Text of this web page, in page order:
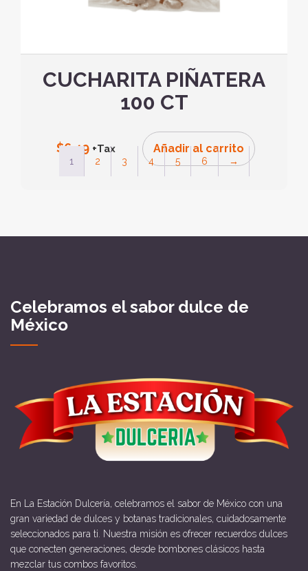
CUCHARITA PIÑATERA
100 CT
$6.49 +Tax Añadir al carrito
1 2 3 4 5 6 →
Celebramos el sabor dulce de
México
En La Estación Dulcería, celebramos el sabor de México con una
gran variedad de dulces y botanas tradicionales, cuidadosamente
seleccionados para ti. Nuestra misión es ofrecer recuerdos dulces
que conecten generaciones, desde bombones clásicos hasta
mezclar tus combos favoritos.